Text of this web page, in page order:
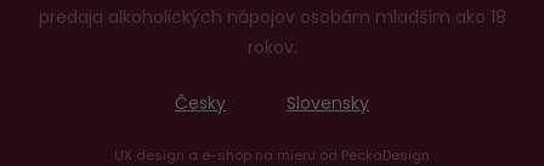
predaja alkoholických nápojov osobám mladším ako 18
rokov.
Česky Slovensky
UX design a e-shop na mieru od PeckaDesign